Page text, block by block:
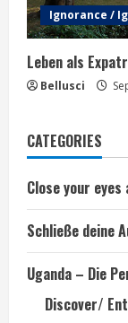
Ignorance /
Leben als
Bellusci
CATEGORIES
Close your
Schließe deine
Uganda – Die
Discover/